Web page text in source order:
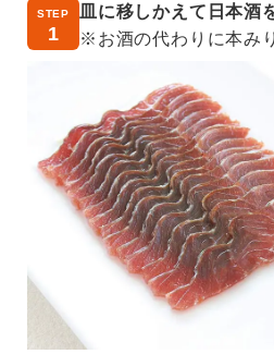
STEP
1
皿に移しかえて日本酒
※お酒の代わりに本み